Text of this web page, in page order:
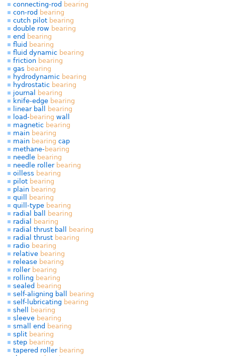
connecting-rod bearing
con-rod bearing
cutch pilot bearing
double row bearing
end bearing
fluid bearing
fluid dynamic bearing
friction bearing
gas bearing
hydrodynamic bearing
hydrostatic bearing
journal
bearing
knife-edge bearing
linear ball
bearing
load- bearing wall
magnetic bearing
main bearing
main bearing cap
methane- bearing
needle bearing
needle roller bearing
oilless bearing
pilot bearing
plain bearing
quill
bearing
quill-type bearing
radial ball
bearing
radial
bearing
radial thrust ball
bearing
radial thrust bearing
radio bearing
relative bearing
release bearing
roller bearing
rolling bearing
sealed bearing
self-aligning ball
bearing
self-lubricating bearing
shell
bearing
sleeve bearing
small end bearing
split bearing
step bearing
tapered roller bearing